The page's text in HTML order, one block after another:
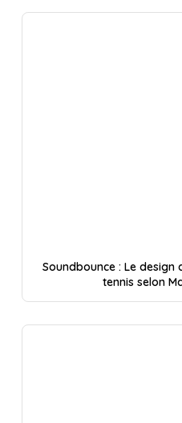
Soundbounce : Le
tennis selon